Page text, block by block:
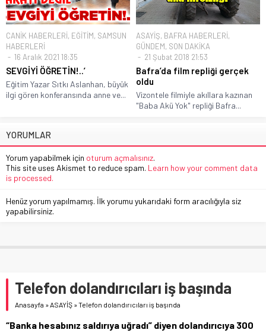
CANİK HABERLERİ, EĞİTİM, SAMSUN
HABERLERİ
16 Aralık 2021 18:35
SEVGİYİ ÖĞRETİN!..’
Eğitim Yazar Sıtkı Aslanhan, büyük
ilgi gören konferansında anne ve...
ASAYİŞ, BAFRA HABERLERİ,
GÜNDEM, SON DAKİKA
21 Şubat 2018 21:53
Bafra’da film repliği gerçek
oldu
Vizontele filmiyle akıllara kazınan
"Baba Akü Yok" repliği Bafra...
YORUMLAR
Yorum yapabilmek için oturum açmalısınız.
This site uses Akismet to reduce spam. Learn how your comment data
is processed.
Henüz yorum yapılmamış. İlk yorumu yukarıdaki form aracılığıyla siz
yapabilirsiniz.
Telefon dolandırıcıları iş başında
Anasayfa »ASAYİŞ »Telefon dolandırıcıları iş başında
“Banka hesabınız saldırıya uğradı” diyen dolandırıcıya 300